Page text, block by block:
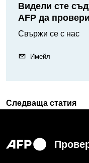
Видели сте
AFP да
Свържи се с нас
Имейл
Следваща статия